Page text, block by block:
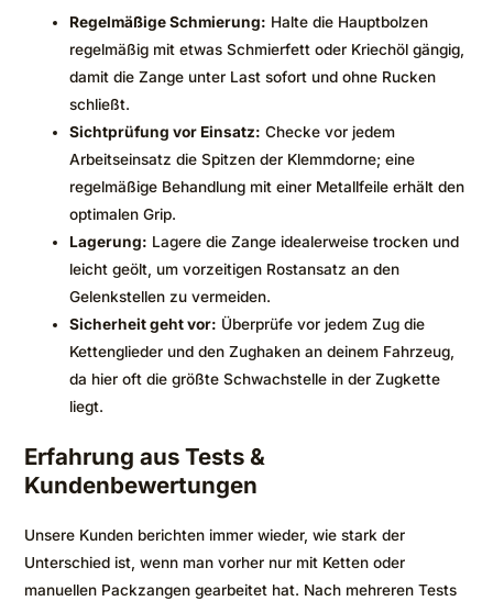
Regelmäßige Schmierung: Halte die Hauptbolzen
regelmäßig mit etwas Schmierfett oder Kriechöl gängig,
damit die Zange unter Last sofort und ohne Rucken
schließt.
Sichtprüfung vor Einsatz: Checke vor jedem
Arbeitseinsatz die Spitzen der Klemmdorne; eine
regelmäßige Behandlung mit einer Metallfeile erhält den
optimalen Grip.
Lagerung: Lagere die Zange idealerweise trocken und
leicht geölt, um vorzeitigen Rostansatz an den
Gelenkstellen zu vermeiden.
Sicherheit geht vor: Überprüfe vor jedem Zug die
Kettenglieder und den Zughaken an deinem Fahrzeug,
da hier oft die größte Schwachstelle in der Zugkette
liegt.
Erfahrung aus Tests &
Kundenbewertungen
Unsere Kunden berichten immer wieder, wie stark der
Unterschied ist, wenn man vorher nur mit Ketten oder
manuellen Packzangen gearbeitet hat. Nach mehreren Tests